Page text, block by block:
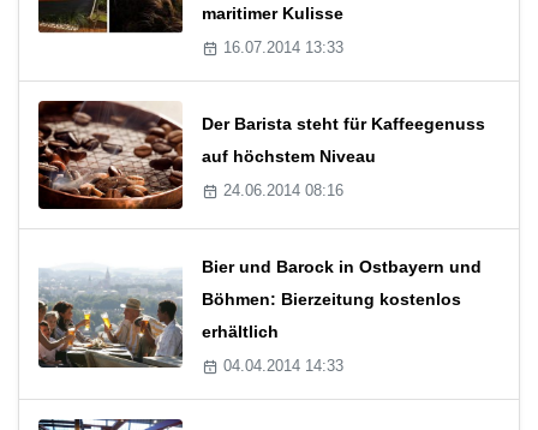
maritimer Kulisse
16.07.2014 13:33
Der Barista steht für Kaffeegenuss
auf höchstem Niveau
24.06.2014 08:16
Bier und Barock in Ostbayern und
Böhmen: Bierzeitung kostenlos
erhältlich
04.04.2014 14:33